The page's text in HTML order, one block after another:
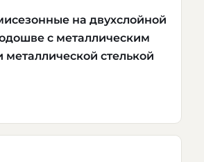
на двухслойной
с металлическим
металлической стелькой